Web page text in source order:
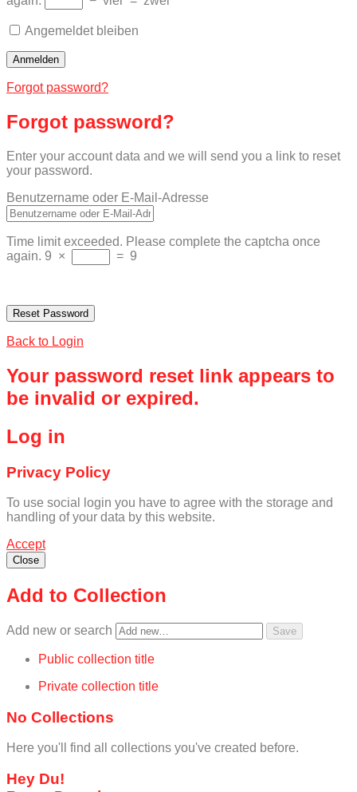
Angemeldet bleiben
Forgot password?
Forgot password?
Enter your account data and we will send you a link to reset
your password.
Benutzername oder E-Mail-Adresse
Time limit exceeded. Please complete the captcha once
again. 9 × = 9
Back to Login
Your password reset link appears to
be invalid or expired.
Log in
Privacy Policy
To use social login you have to agree with the storage and
handling of your data by this website.
Accept
Close
Add to Collection
Add new or search
Public collection title
Private collection title
No Collections
Here you'll find all collections you've created before.
Hey Du!